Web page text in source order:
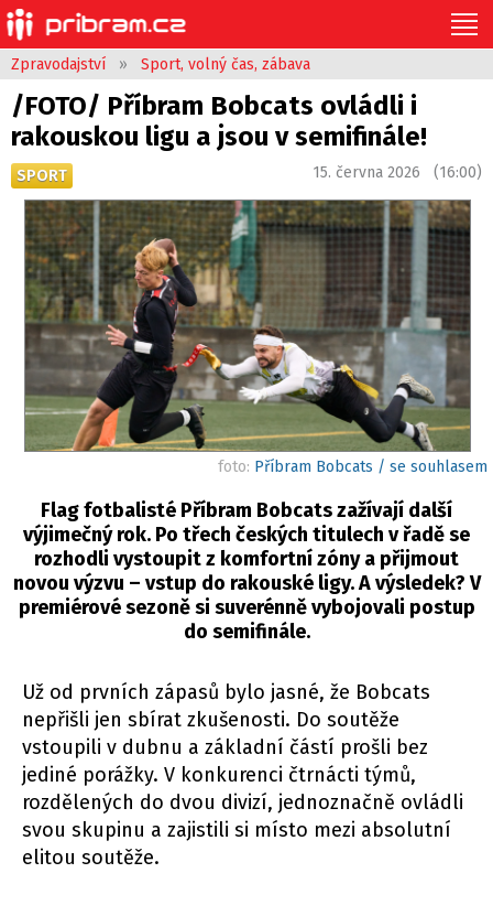
Zpravodajství » Sport, volný čas, zábava
/FOTO/ Příbram Bobcats ovládli i
rakouskou ligu a jsou v semifinále!
SPORT 15. června 2026 (16:00)
foto: Příbram Bobcats / se souhlasem
Flag fotbalisté Příbram Bobcats zažívají další
výjimečný rok. Po třech českých titulech v řadě se
rozhodli vystoupit z komfortní zóny a přijmout
novou výzvu – vstup do rakouské ligy. A výsledek? V
premiérové sezoně si suverénně vybojovali postup
do semifinále.
Už od prvních zápasů bylo jasné, že Bobcats
nepřišli jen sbírat zkušenosti. Do soutěže
vstoupili v dubnu a základní částí prošli bez
jediné porážky. V konkurenci čtrnácti týmů,
rozdělených do dvou divizí, jednoznačně ovládli
svou skupinu a zajistili si místo mezi absolutní
elitou soutěže.